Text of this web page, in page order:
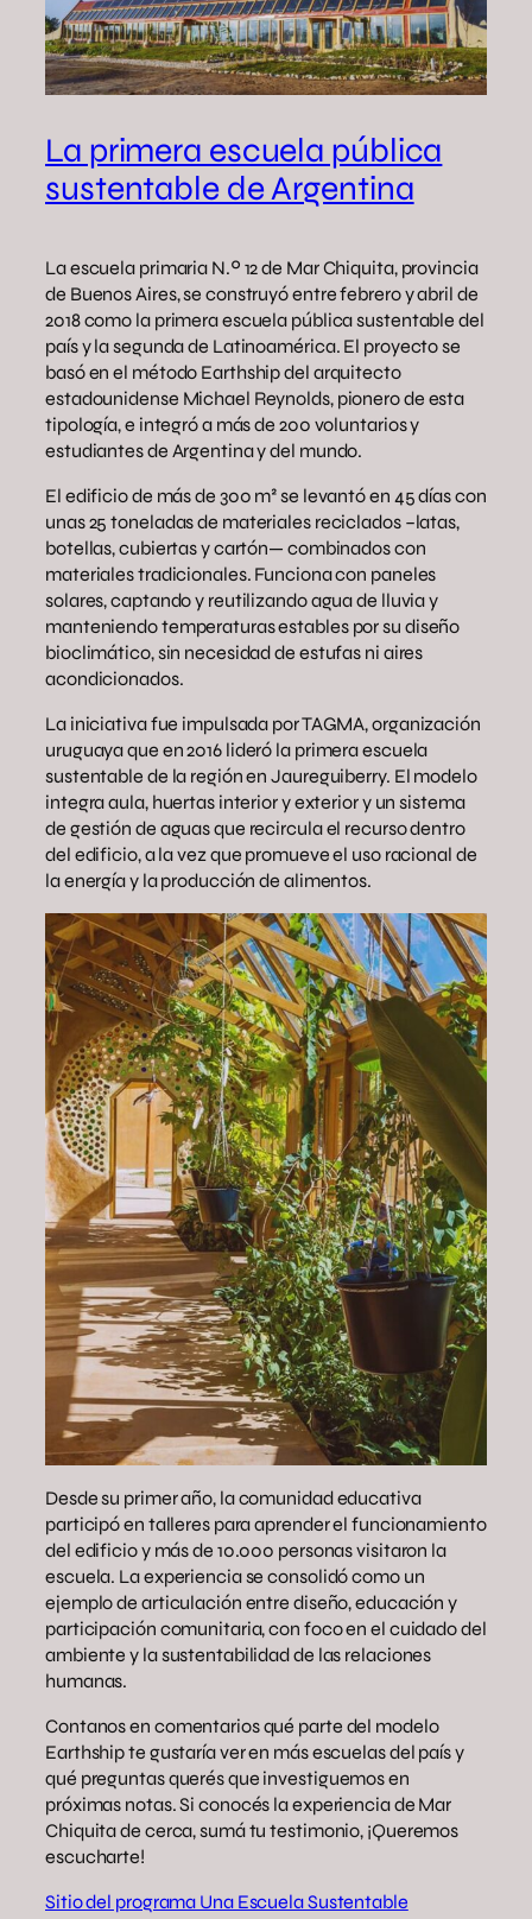
La primera escuela pública
sustentable de Argentina
La escuela primaria N.º 12 de Mar Chiquita, provincia
de Buenos Aires, se construyó entre febrero y abril de
2018 como la primera escuela pública sustentable del
país y la segunda de Latinoamérica. El proyecto se
basó en el método Earthship del arquitecto
estadounidense Michael Reynolds, pionero de esta
tipología, e integró a más de 200 voluntarios y
estudiantes de Argentina y del mundo.
El edificio de más de 300 m² se levantó en 45 días con
unas 25 toneladas de materiales reciclados –latas,
botellas, cubiertas y cartón— combinados con
materiales tradicionales. Funciona con paneles
solares, captando y reutilizando agua de lluvia y
manteniendo temperaturas estables por su diseño
bioclimático, sin necesidad de estufas ni aires
acondicionados.
La iniciativa fue impulsada por TAGMA, organización
uruguaya que en 2016 lideró la primera escuela
sustentable de la región en Jaureguiberry. El modelo
integra aula, huertas interior y exterior y un sistema
de gestión de aguas que recircula el recurso dentro
del edificio, a la vez que promueve el uso racional de
la energía y la producción de alimentos.
Desde su primer año, la comunidad educativa
participó en talleres para aprender el funcionamiento
del edificio y más de 10.000 personas visitaron la
escuela. La experiencia se consolidó como un
ejemplo de articulación entre diseño, educación y
participación comunitaria, con foco en el cuidado del
ambiente y la sustentabilidad de las relaciones
humanas.
Contanos en comentarios qué parte del modelo
Earthship te gustaría ver en más escuelas del país y
qué preguntas querés que investiguemos en
próximas notas. Si conocés la experiencia de Mar
Chiquita de cerca, sumá tu testimonio, ¡Queremos
escucharte!
Sitio del programa Una Escuela Sustentable